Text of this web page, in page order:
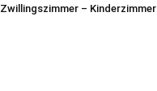
Zwillingszimmer – Kinderzimmer